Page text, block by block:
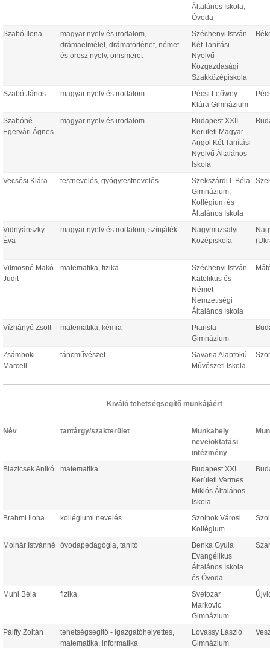
Általános Iskola,
Óvoda
Szabó Ilona
magyar nyelv és irodalom,
drámaelmélet, drámatörténet, német
és orosz nyelv, önismeret
Széchenyi István
Két Tanítási
Nyelvű
Közgazdasági
Szakközépiskola
Szabó János magyar nyelv és irodalom
Pécsi Leőwey
Klára Gimnázium
Szabóné
Egervári Ágnes
magyar nyelv és irodalom
Budapest XXII.
Kerületi Magyar-
Angol Két Tanítási
Nyelvű Általános
Iskola
Vecsési Klára testnevelés, gyógytestnevelés
Szekszárdi I. Béla
Gimnázium,
Kollégium és
Általános Iskola
Vidnyánszky
Éva
magyar nyelv és irodalom, színjáték
Nagymuzsalyi
Középiskola
Vilmosné Makó
Judit
matematika, fizika
Széchenyi István
Katolikus és
Német
Nemzetiségi
Általános Iskola
Vízhányó Zsolt matematika, kémia
Piarista
Gimnázium
Zsámboki
Marcell
táncművészet
Savaria Alapfokú
Művészeti Iskola
Kiváló tehetségsegítő munkájáért
Név tantárgy/szakterület
Munkahely
neve/oktatási
intézmény
Blazicsek Anikó matematika
Budapest XXI.
Kerületi Vermes
Miklós Általános
Iskola
Brahmi Ilona kollégiumi nevelés
Szolnok Városi
Kollégium
Molnár Istvánné óvodapedagógia, tanító
Benka Gyula
Evangélikus
Általános Iskola
és Óvoda
Muhi Béla fizika
Svetozar
Markovic
Gimnázium
Pálffy Zoltán
tehetségsegítő - igazgatóhelyettes,
matematika, informatika
Lovassy László
Gimnázium